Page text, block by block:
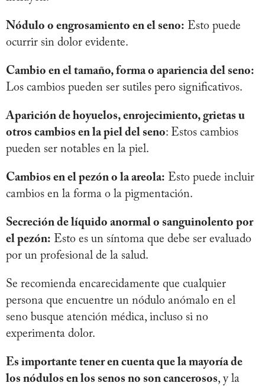
Nódulo o engrosamiento en el seno: Esto puede
ocurrir sin dolor evidente.
Cambio en el tamaño, forma o apariencia del seno:
Los cambios pueden ser sutiles pero significativos.
Aparición de hoyuelos, enrojecimiento, grietas u
otros cambios en la piel del seno: Estos cambios
pueden ser notables en la piel.
Cambios en el pezón o la areola: Esto puede incluir
cambios en la forma o la pigmentación.
Secreción de líquido anormal o sanguinolento por
el pezón: Esto es un síntoma que debe ser evaluado
por un profesional de la salud.
Se recomienda encarecidamente que cualquier
persona que encuentre un nódulo anómalo en el
seno busque atención médica, incluso si no
experimenta dolor.
Es importante tener en cuenta que la mayoría de
los nódulos en los senos no son cancerosos, y la